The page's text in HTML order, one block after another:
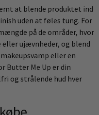
at blende produktet ind
uden at føles tung. For
på de områder, hvor
eller ujævnheder, og blend
eller en
Butter Me Up er din
og strålende hud hver